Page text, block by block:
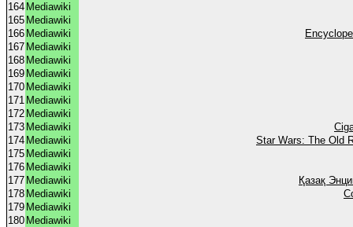
164 Mediawiki
165 Mediawiki
166 Mediawiki
167 Mediawiki
168 Mediawiki
169 Mediawiki
170 Mediawiki
171 Mediawiki
172 Mediawiki
173 Mediawiki
174 Mediawiki
Star Wars: The Old
175 Mediawiki
176 Mediawiki
177 Mediawiki
Қазақ
178 Mediawiki
179 Mediawiki
180 Mediawiki